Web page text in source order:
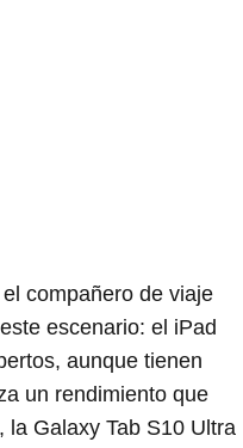
compañero de viaje
escenario: el iPad
aunque tienen
un rendimiento que
Galaxy Tab S10 Ultra